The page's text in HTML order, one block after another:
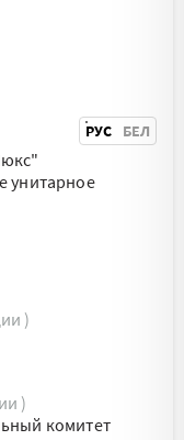
РУС БЕЛ
унитарное
)
)
комитет